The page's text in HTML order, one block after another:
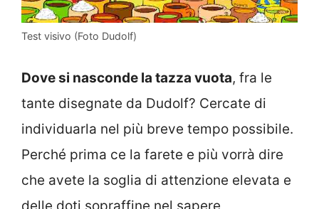
Test visivo (Foto Dudolf)
Dove si nasconde la tazza vuota, fra le
tante disegnate da Dudolf? Cercate di
individuarla nel più breve tempo possibile.
Perché prima ce la farete e più vorrà dire
che avete la soglia di attenzione elevata e